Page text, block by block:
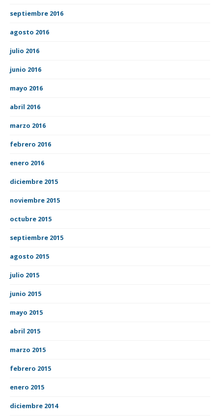
septiembre 2016
agosto 2016
julio 2016
junio 2016
mayo 2016
abril 2016
marzo 2016
febrero 2016
enero 2016
diciembre 2015
noviembre 2015
octubre 2015
septiembre 2015
agosto 2015
julio 2015
junio 2015
mayo 2015
abril 2015
marzo 2015
febrero 2015
enero 2015
diciembre 2014